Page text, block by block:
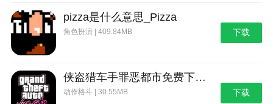
pizza是什么意思_Pizza
角色扮演 | 409.84MB 下载
侠盗猎车手罪恶都市免费下载_侠盗猎车手：罪恶都市
动作格斗 | 30.55MB 下载